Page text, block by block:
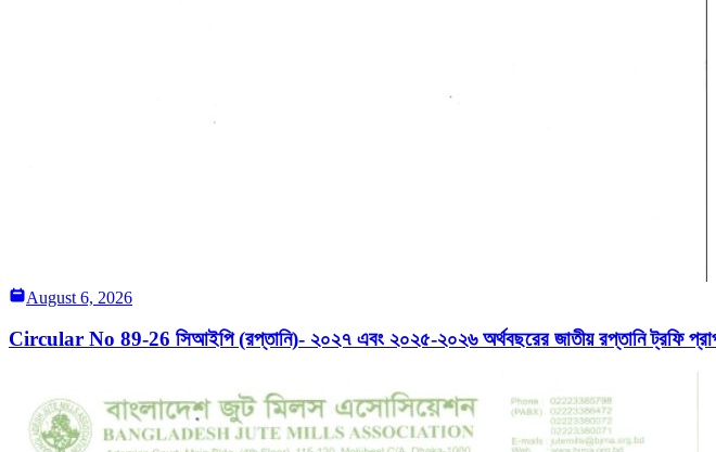
August 6, 2026
Circular No 89-26 সিআইপি (রপ্তানি)- ২০২৭ এবং ২০২৫-২০২৬ অর্থবছরের জাতীয় রপ্তানি ট্রফি